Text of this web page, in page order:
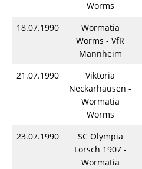
Worms
18.07.1990
Wormatia
Worms - VfR
Mannheim
21.07.1990
Viktoria
Neckarhausen -
Wormatia
Worms
23.07.1990
SC Olympia
Lorsch 1907 -
Wormatia